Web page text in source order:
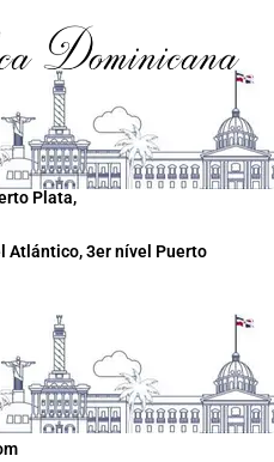
Plata,
Atlántico, 3er nível Puerto